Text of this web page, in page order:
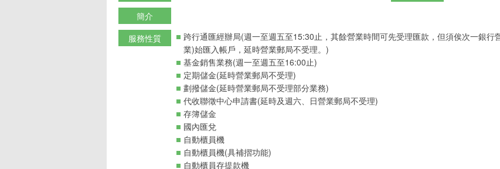
簡介
服務性質
跨行通匯經辦局(週一至週五至15:30止，其餘營業時間可先受理匯款，但須俟次一銀行
業)始匯入帳戶，延時營業郵局不受理。)
基金銷售業務(週一至週五至16:00止)
定期儲金(延時營業郵局不受理)
劃撥儲金(延時營業郵局不受理部分業務)
代收聯徵中心申請書(延時及週六、日營業郵局不受理)
存簿儲金
國內匯兌
自動櫃員機
自動櫃員機(具補摺功能)
自動櫃員存提款機